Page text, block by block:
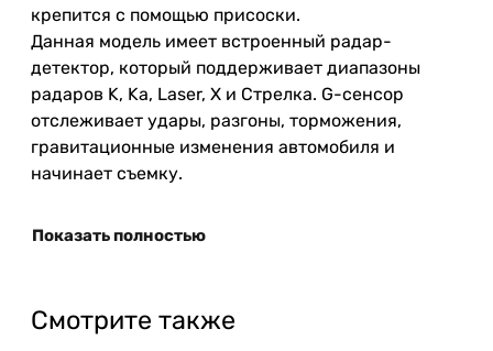
крепится с помощью присоски.
Данная модель имеет встроенный радар-
детектор, который поддерживает диапазоны
радаров K, Ka, Laser, X и Стрелка. G-сенсор
отслеживает удары, разгоны, торможения,
гравитационные изменения автомобиля и
начинает съемку.
Показать полностью
Смотрите также